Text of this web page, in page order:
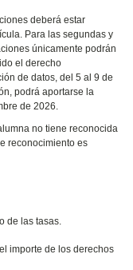
deberá estar
Para las segundas y
únicamente podrán
el derecho
de datos, del 5 al 9 de
podrá aportarse la
de 2026.
no tiene reconocida
reconocimiento es
de las tasas.
importe de los derechos